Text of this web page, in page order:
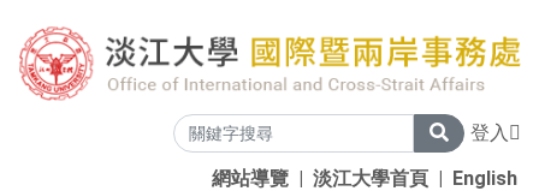
登入
網站導覽 | 淡江大學首頁 | English